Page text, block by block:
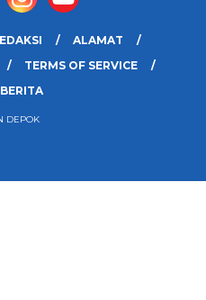
ALAMAT
TERMS OF SERVICE
DEPOK